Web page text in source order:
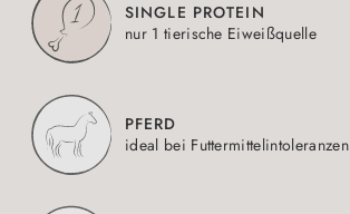
SINGLE PROTEIN
nur 1 tierische Eiweißquelle
PFERD
ideal bei Futtermittelintoleranzen